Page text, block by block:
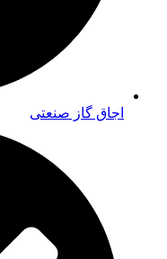
اجاق گاز صنعتی